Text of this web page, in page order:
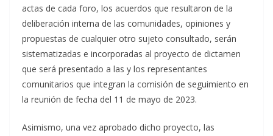
actas de cada foro, los acuerdos que resultaron de la
deliberación interna de las comunidades, opiniones y
propuestas de cualquier otro sujeto consultado, serán
sistematizadas e incorporadas al proyecto de dictamen
que será presentado a las y los representantes
comunitarios que integran la comisión de seguimiento en
la reunión de fecha del 11 de mayo de 2023.
Asimismo, una vez aprobado dicho proyecto, las